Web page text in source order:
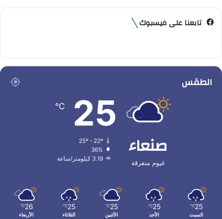
تابعنا على فيسبوك
الطقس
صنعاء
غيوم متفرقة
25
℃
25º - 22º
36%
3.19 كيلومتر/ساعة
25
℃
السبت
25
℃
الأحد
25
℃
الأثنين
25
℃
الثلاثاء
26
℃
الأربعاء